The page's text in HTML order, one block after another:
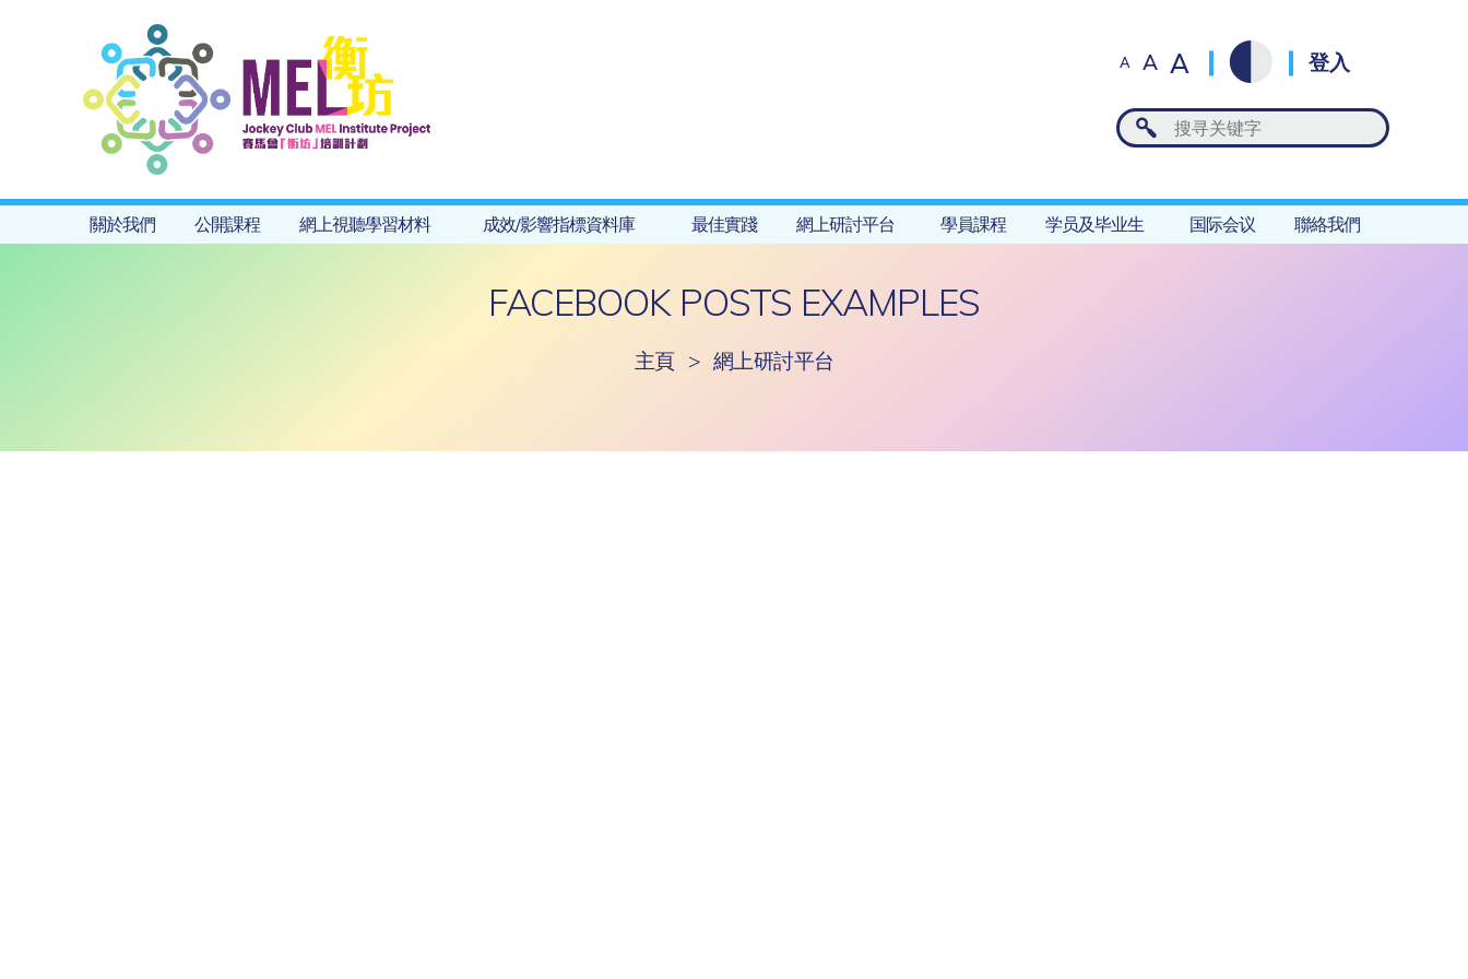
A A A 登入
關於我們 公開課程 網上視聽學習材料 成效/影響指標資料庫 最佳實踐 網上研討平台 學員課程 学员及毕业生 国际会议 聯絡我們
FACEBOOK POSTS EXAMPLES
主頁 > 網上研討平台